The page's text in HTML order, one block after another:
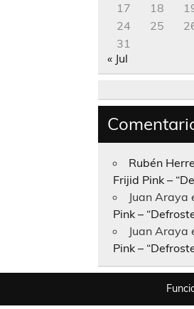
17
18
24
25
31
« Jul
Rubén
Frijid Pink –
Juan Araya
Pink –
Juan Araya
Pink –